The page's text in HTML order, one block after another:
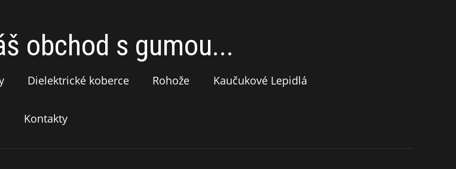
obchod s gumou...
Dielektrické koberce Rohože Kaučukové Lepidlá
Kontakty